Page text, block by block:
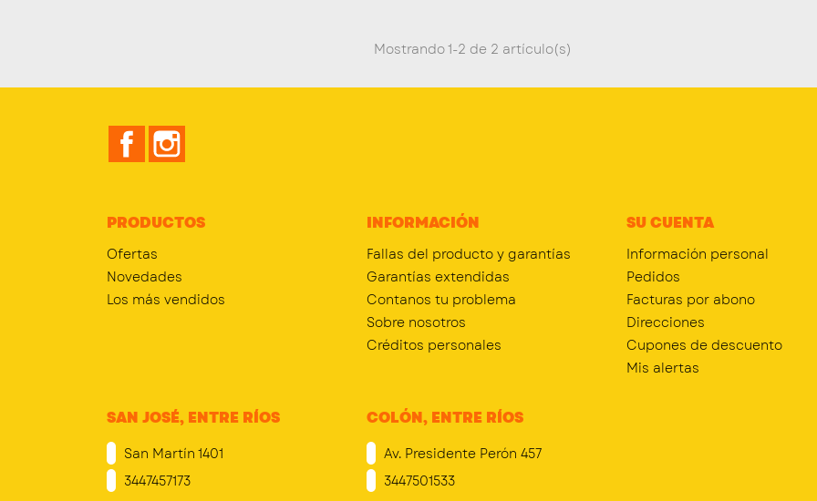
Mostrando 1-2 de 2 artículo(s)
Facebook
PRODUCTOS
Ofertas
Novedades
Los más vendidos
INFORMACIÓN
Fallas del producto y garantías
Garantías extendidas
Contanos tu problema
Sobre nosotros
Créditos personales
SU CUENTA
Información personal
Pedidos
Facturas por abono
Direcciones
Cupones de descuento
Mis alertas
SAN JOSÉ, ENTRE RÍOS
San Martín 1401
3447457173
COLÓN, ENTRE RÍOS
Av. Presidente Perón 457
3447501533